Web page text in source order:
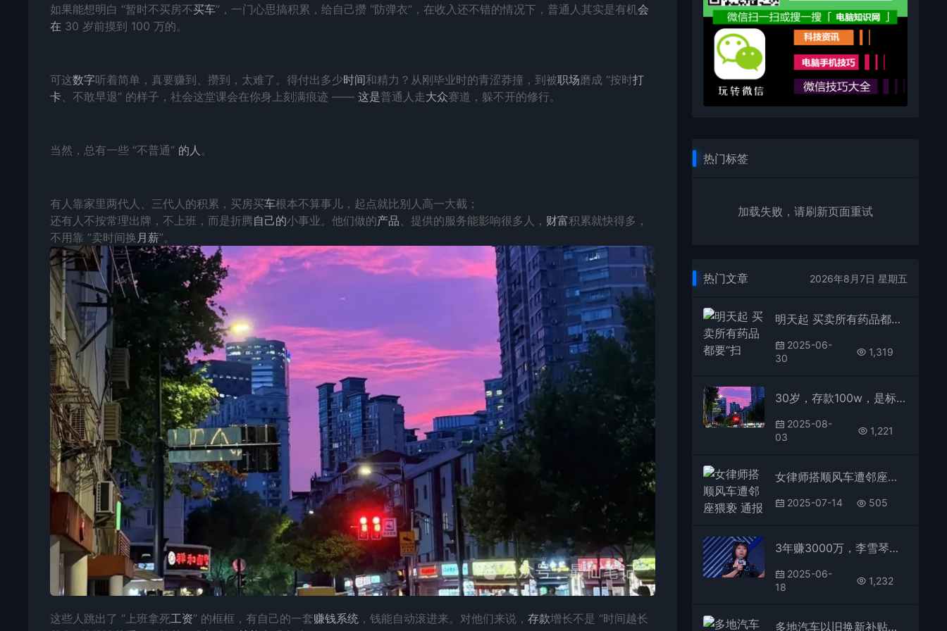
如果能想明白 “暂时不买房不买车”，一门心思搞积累，给自己攒 “防弹衣”，在收入还不错的情况下，普通人其实是有机会
在 30 岁前摸到 100 万的。
可这数字听着简单，真要赚到、攒到，太难了。得付出多少时间和精力？从刚毕业时的青涩莽撞，到被职场磨成 “按时打
卡、不敢早退” 的样子，社会这堂课会在你身上刻满痕迹 —— 这是普通人走大众赛道，躲不开的修行。
当然，总有一些 “不普通” 的人 。
有人靠家里两代人、三代人的积累，买房买车根本不算事儿，起点就比别人高一大截；
还有人不按常理出牌，不上班，而是折腾自己的小事业。他们做的产品、提供的服务能影响很多人， 财富积累就快得多，
不用靠 “卖时间换 月薪”。
这些人跳出了 “上班拿死工资” 的框框，有自己的一套赚钱系统 ，钱能自动滚进来。对他们来说， 存款增长不是 “时间越长
热门标签
加载失败，请刷新页面重试
热门文章 2026年8月7日 星期五
明天起 买卖所有药品都要“扫码”！ 一文了解官方科普攻略
2025-06-
30
1,319
30岁，存款100w，是标准答案吗？
2025-08-
03
1,221
女律师搭顺风车遭邻座猥亵 通报来了
2025-07-14 505
3年赚3000万，李雪琴公司被前股东实名举报
2025-06-
18
1,232
多地汽车以旧换新补贴按下暂停键：确保资金有序均衡用到年底